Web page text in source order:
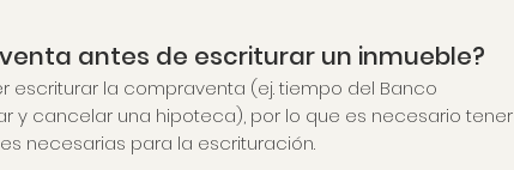
antes de escriturar un inmueble?
la compraventa (ej. tiempo del Banco
y cancelar una hipoteca), por lo que es necesario tener
necesarias para la escrituración.